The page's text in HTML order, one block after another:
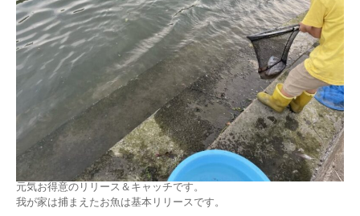
元気お得意のリリース＆キャッチです。
我が家は捕まえたお魚は基本リリースです。